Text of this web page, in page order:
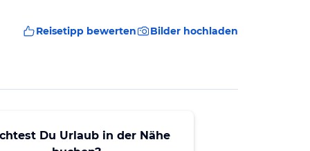
Reisetipp bewerten Bilder hochladen
Du Urlaub in der Nähe